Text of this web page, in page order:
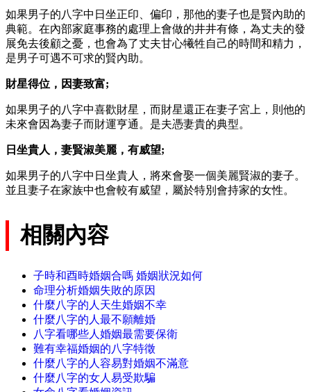
如果男子的八字中日坐正印、偏印，那他的妻子也是賢內助的
典範。在內部家庭事務的處理上會做的井井有條，為丈夫的發
展免去後顧之憂，也會為了丈夫甘心犧牲自己的時間和精力，
是男子可遇不可求的賢內助。
財星得位，因妻致富;
如果男子的八字中喜歡財星，而財星還正在妻子宮上，則他的
未來會因為妻子而財運亨通。是夫憑妻貴的典型。
日坐貴人，妻賢淑美麗，有威望;
如果男子的八字中日坐貴人，將來會娶一個美麗賢淑的妻子。
並且妻子在家族中也會較有威望，屬於特別會持家的女性。
相關內容
子時和酉時婚姻合嗎 婚姻狀況如何
命理分析婚姻失敗的原因
什麼八字的人天生婚姻不幸
什麼八字的人最不願離婚
八字看哪些人婚姻最需要保衛
難有幸福婚姻的八字特徵
什麼八字的人容易對婚姻不滿意
什麼八字的女人易受欺騙